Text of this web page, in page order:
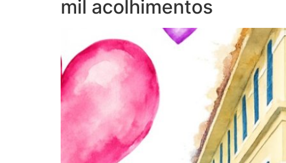
mil acolhimentos